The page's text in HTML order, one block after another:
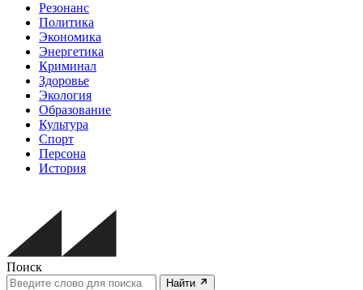
Резонанс
Политика
Экономика
Энергетика
Криминал
Здоровье
Экология
Образование
Культура
Спорт
Персона
История
Поиск
Найти